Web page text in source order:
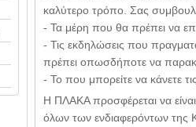
καλύτερο τρόπο. Σας
- Τα μέρη που θα πρέπει να
- Τις εκδηλώσεις που
πρέπει οπωσδήποτε να
- Το που μπορείτε να κάνετε
Η ΠΛΑΚΑ προσφέρεται να
όλων των ενδιαφερόντων της